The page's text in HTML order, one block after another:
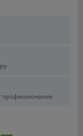
профессионалов